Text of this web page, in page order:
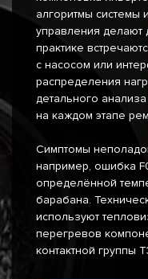
алгоритмы системы
управления делают
практике
с насосом или
распределения
детального
на каждом этапе
Симптомы
например, ошибка
определённой
барабана.
используют
перегревов
контактной группы